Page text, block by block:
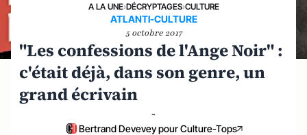
A LA UNE›DÉCRYPTAGES›CULTURE
ATLANTI-CULTURE
5 octobre 2017
"Les confessions de l'Ange Noir" :
c'était déjà, dans son genre, un
grand écrivain
-
Bertrand Devevey pour Culture-Tops